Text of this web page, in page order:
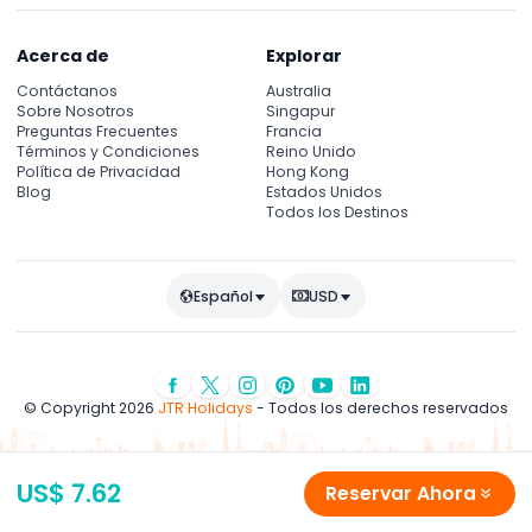
US$ 7.62 Reservar Ahora
Acerca de
Contáctanos
Sobre Nosotros
Preguntas Frecuentes
Términos y Condiciones
Política de Privacidad
Blog
Explorar
Australia
Singapur
Francia
Reino Unido
Hong Kong
Estados Unidos
Todos los Destinos
Español USD
© Copyright 2026 JTR Holidays - Todos los derechos reservados